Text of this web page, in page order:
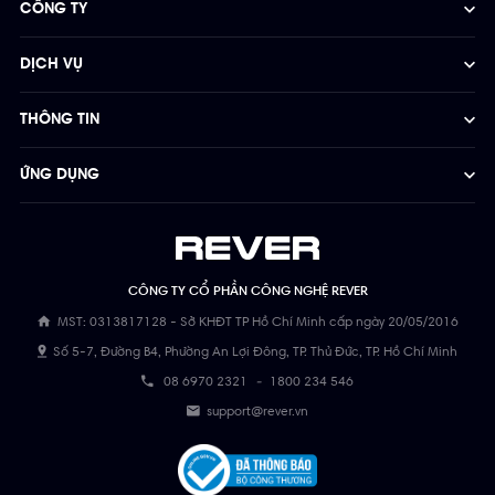
CÔNG TY CỔ PHẦN CÔNG NGHỆ REVER
MST: 0313817128 - Sở KHĐT TP Hồ Chí Minh cấp ngày 20/05/2016
Số 5-7, Đường B4, Phường An Lợi Đông, TP. Thủ Đức, TP. Hồ Chí Minh
08 6970 2321 - 1800 234 546
support@rever.vn
CÔNG TY
DỊCH VỤ
THÔNG TIN
ỨNG DỤNG